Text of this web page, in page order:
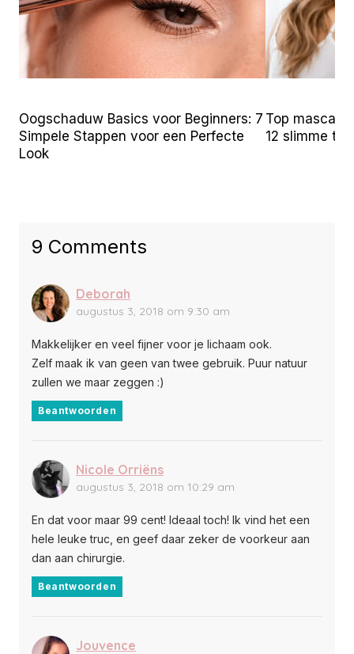
Oogschaduw Basics voor Beginners: 7
Simpele Stappen voor een Perfecte
Look
Top
12 slimme
9 Comments
Deborah
augustus 3, 2018 om 9:30 am
Makkelijker en veel fijner voor je lichaam ook.
Zelf maak ik van geen van twee gebruik. Puur natuur
zullen we maar zeggen :)
Beantwoorden
Nicole Orriëns
augustus 3, 2018 om 10:29 am
En dat voor maar 99 cent! Ideaal toch! Ik vind het een
hele leuke truc, en geef daar zeker de voorkeur aan
dan aan chirurgie.
Beantwoorden
Jouvence